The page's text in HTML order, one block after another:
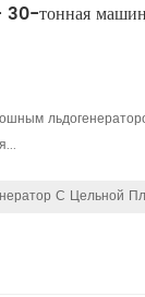
тонная
С Цельной